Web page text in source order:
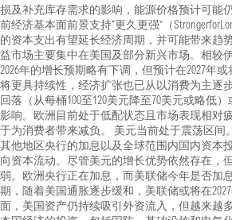
损及补充库存需求的影响，能源价格预计可能
前经济基本面前景支持“更久更强”（
的资本支出有望延长经济周期，并可能带来趋
益市场主要集中在美国及部分新兴市场。相较
2026年的增长预期略有下调，但预计在2027年
将更具持续性，经济扩张也已从以消费为主逐
回落（从每桶100至120美元降至70美元或略低
影响。欧洲目前处于低配状态且市场表现相对
于为消费者带来减负。 美元当前处于震荡区间
其他地区央行的加息以及全球范围内国内资本
向资本流动。尽管美元的增长优势依然存在，
弱。欧洲央行正在加息，而美联储今年是否加
期，随着美国通胀逐步缓和，美联储或将在
面，美国资产仍持续吸引外资流入，但越来越